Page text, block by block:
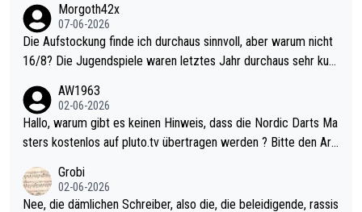
Morgoth42x
07-06-2026
Die Aufstockung finde ich durchaus sinnvoll, aber warum nicht
16/8? Die Jugendspiele waren letztes Jahr durchaus sehr kurz
Allerdings ist Mitchell Lawrie als Nummer 1 der Welt eh qualifi
ziert. Somit ändert die automatische Qualifikation des Weltmei
sters erstmal nichts. Ich denke sie wollen damit für nächstes J
ohl wenig WDF Turniere spielen. Dies war bei Archie Self letzt
es Jahr der Fall. Er musste als amtierender Weltmeister durch
AW1963
02-06-2026
Hallo, warum gibt es keinen Hinweis, dass die Nordic Darts Ma
sters kostenlos auf pluto.tv übertragen werden ? Bitte den Arti
Grobi
02-06-2026
Nee, die dämlichen Schreiber, also die, die beleidigende, rassis